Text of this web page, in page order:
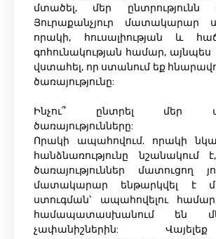
մտածել, մեր
Յուրաքանչյուր մատակարար
որակի, հուսալիության և
գոհունակության համար, այնպես
վստահել, որ ստանում եք
ծառայությունը:
Ինչու՞ ընտրել մեր
ծառայությունները:
Որակի ապահովում. որակի
հանձնառությունը նշանակում
ծառայություններ մատուցող
մատակարար ենթարկվել է
ստուգման՝ ապահովելու
համապատասխանում են
չափանիշներին: